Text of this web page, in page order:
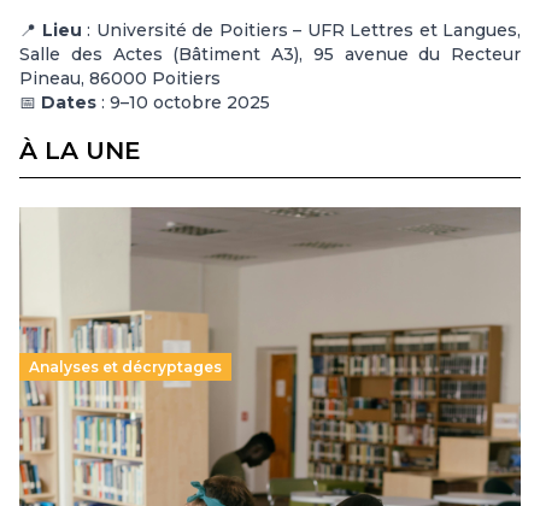
📍 Lieu : Université de Poitiers – UFR Lettres et Langues,
Salle des Actes (Bâtiment A3), 95 avenue du Recteur
Pineau, 86000 Poitiers
📅 Dates : 9–10 octobre 2025
À LA UNE
Analyses et décryptages
Supérieur privé : une dérive qui met à mal la
promesse républicaine
11 juillet 2026-